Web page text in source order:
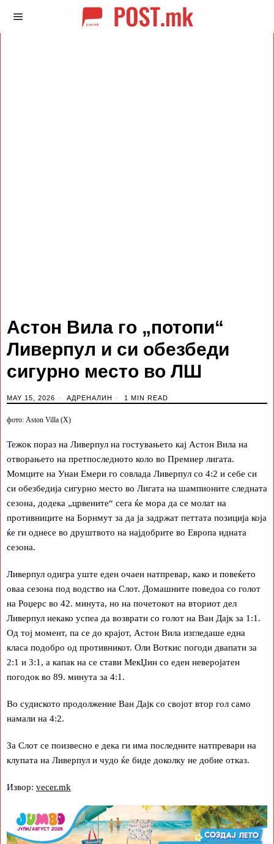
Астон Вила го „потопи“
Ливерпул и си обезбеди
сигурно место во ЛШ
MAY 15, 2026 АДРЕНАЛИН 1 MIN READ
фото: Aston Villa (X)
Тежок пораз на Ливерпул на гостувањето кај Астон Вила на
отворањето на претпоследното коло во Премиер лигата.
Момците на Унаи Емери го совлада Ливерпул со 4:2 и себе си
си обезбедија сигурно место во Лигата на шампионите следната
сезона, додека „црвените“ сега ќе мора да се молат на
противниците на Борнмут за да ја задржат петтата позиција која
ќе ги однесе во друштвото на најдобрите во Европа идната
сезона.
Ливерпул одигра уште еден очаен натпревар, како и повеќето
оваа сезона под водство на Слот. Домашните поведоа со голот
на Роџерс во 42. минута, но на почетокот на вториот дел
Ливерпул некако успеа да возврати со голот на Ван Дајк за 1:1.
Од тој момент, па се до крајот, Астон Вила изгледаше една
класа подобро од противникот. Оли Воткис погоди двапати за
2:1 и 3:1, а капак на се стави МекЏин со еден неверојатен
погодок во 89. минута за 4:1.
Во судиското продолжение Ван Дајк со својот втор гол само
намали на 4:2.
За Слот се поизвесно е дека ги има последните натпревари на
клупата на Ливерпул и чудо ќе биде доколку не добие отказ.
Извор: vecer.mk